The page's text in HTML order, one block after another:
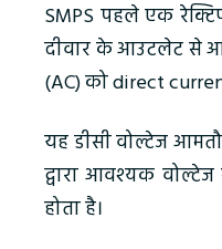
SMPS पहले एक
दीवार के आउटलेट से
(AC) को direct
यह डीसी वोल्टेज
द्वारा आवश्यक
होता है।